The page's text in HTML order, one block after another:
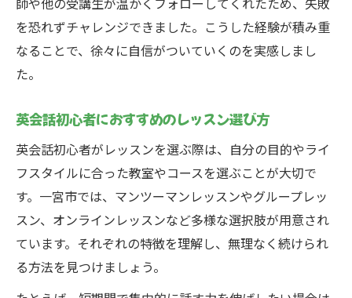
を恐れずチャレンジできました。こうした経験が積み重
なることで、徐々に自信がついていくのを実感しまし
た。
英会話初心者におすすめのレッスン選び方
英会話初心者がレッスンを選ぶ際は、自分の目的やライ
フスタイルに合った教室やコースを選ぶことが大切で
す。一宮市では、マンツーマンレッスンやグループレッ
スン、オンラインレッスンなど多様な選択肢が用意され
ています。それぞれの特徴を理解し、無理なく続けられ
る方法を見つけましょう。